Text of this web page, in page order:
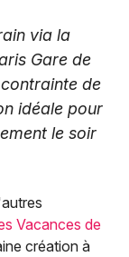
via la
Gare de
de
idéale pour
le soir
Vacances de
création à